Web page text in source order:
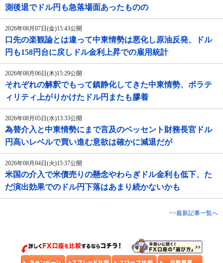
測後退でドル円も急落場面あったものの
2026年08月07日(金)15:43公開
口先の楽観論とは違って中東情勢は悪化し原油反発、ドル
円も158円台に戻しドル金利上昇での雇用統計
2026年08月06日(木)15:29公開
それぞれの解釈でもって鎮静化してきた中東情勢、ボラテ
ィリティ上がりかけたドル円またも膠着
2026年08月05日(水)13:33公開
為替介入と中東情勢にまで言及のベッセント財務長官ドル
円高いレベルで買い進む意欲は確かに減退だが
2026年08月04日(火)15:37公開
米国の介入で米債売りの懸念やわらぎドル金利も低下、た
だ演出効果でのドル円下落はあまり続かないかも
>>最新記事一覧へ